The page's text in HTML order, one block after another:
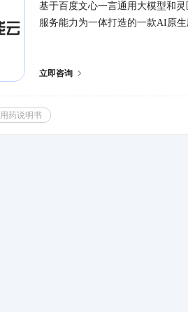
基于百度文心一言通用大模型和
服务能力为一体打造的一款AI原
立即咨询
用药说明书